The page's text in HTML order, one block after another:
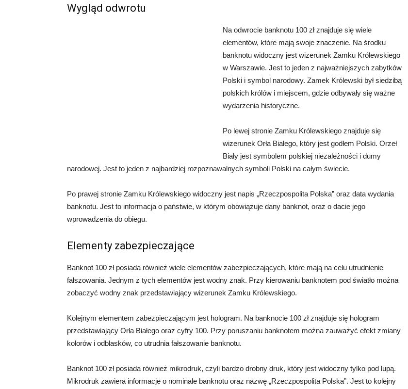
Wygląd odwrotu
Na odwrocie banknotu 100 zł znajduje się wiele
elementów, które mają swoje znaczenie. Na środku
banknotu widoczny jest wizerunek Zamku Królewskiego
w Warszawie. Jest to jeden z najważniejszych zabytków
Polski i symbol narodowy. Zamek Królewski był siedzibą
polskich królów i miejscem, gdzie odbywały się ważne
wydarzenia historyczne.
Po lewej stronie Zamku Królewskiego znajduje się
wizerunek Orła Białego, który jest godłem Polski. Orzeł
Biały jest symbolem polskiej niezależności i dumy
narodowej. Jest to jeden z najbardziej rozpoznawalnych symboli Polski na całym świecie.
Po prawej stronie Zamku Królewskiego widoczny jest napis „Rzeczpospolita Polska” oraz data wydania
banknotu. Jest to informacja o państwie, w którym obowiązuje dany banknot, oraz o dacie jego
wprowadzenia do obiegu.
Elementy zabezpieczające
Banknot 100 zł posiada również wiele elementów zabezpieczających, które mają na celu utrudnienie
fałszowania. Jednym z tych elementów jest wodny znak. Przy kierowaniu banknotem pod światło można
zobaczyć wodny znak przedstawiający wizerunek Zamku Królewskiego.
Kolejnym elementem zabezpieczającym jest hologram. Na banknocie 100 zł znajduje się hologram
przedstawiający Orła Białego oraz cyfry 100. Przy poruszaniu banknotem można zauważyć efekt zmiany
kolorów i odblasków, co utrudnia fałszowanie banknotu.
Banknot 100 zł posiada również mikrodruk, czyli bardzo drobny druk, który jest widoczny tylko pod lupą.
Mikrodruk zawiera informacje o nominale banknotu oraz nazwę „Rzeczpospolita Polska”. Jest to kolejny